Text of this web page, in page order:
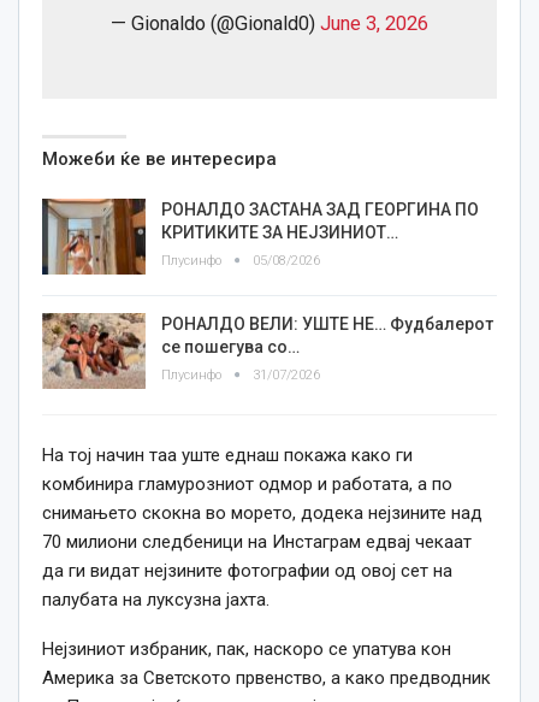
— Gionaldo (@Gionald0) June 3, 2026
Можеби ќе ве интересира
РОНАЛДО ЗАСТАНА ЗАД ГЕОРГИНА ПО
КРИТИКИТЕ ЗА НЕЈЗИНИОТ…
Плусинфо 05/08/2026
РОНАЛДО ВЕЛИ: УШТЕ НЕ… Фудбалерот
се пошегува со…
Плусинфо 31/07/2026
На тој начин таа уште еднаш покажа како ги
комбинира гламурозниот одмор и работата, а по
снимањето скокна во морето, додека нејзините над
70 милиони следбеници на Инстаграм едвај чекаат
да ги видат нејзините фотографии од овој сет на
палубата на луксузна јахта.
Нејзиниот избраник, пак, наскоро се упатува кон
Америка за Светското првенство, а како предводник